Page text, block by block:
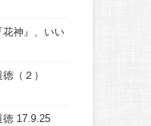
花神』、いい
（２）
徳 17.9.25